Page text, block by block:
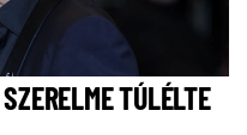
TÚLÉLTE